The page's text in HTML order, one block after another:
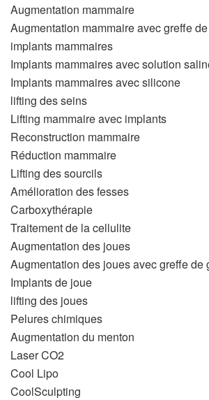
Augmentation mammaire
Augmentation mammaire avec greffe
implants mammaires
Implants mammaires avec solution
Implants mammaires avec silicone
lifting des seins
Lifting mammaire avec implants
Reconstruction mammaire
Réduction mammaire
Lifting des sourcils
Amélioration des fesses
Carboxythérapie
Traitement de la cellulite
Augmentation des joues
Augmentation des joues avec greffe de
Implants de joue
lifting des joues
Pelures chimiques
Augmentation du menton
Laser CO2
Cool Lipo
CoolSculpting